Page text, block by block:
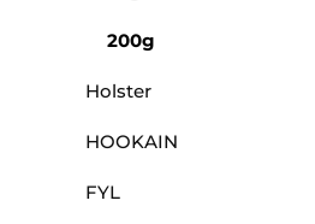
200g
Holster
HOOKAIN
FYL